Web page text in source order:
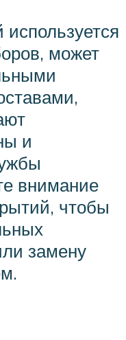
может
и
внимание
чтобы
замену